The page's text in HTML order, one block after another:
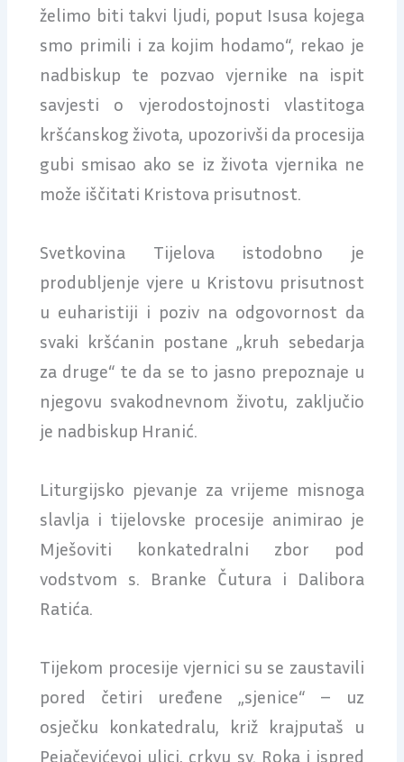
želimo biti takvi ljudi, poput Isusa kojega
smo primili i za kojim hodamo“, rekao je
nadbiskup te pozvao vjernike na ispit
savjesti o vjerodostojnosti vlastitoga
kršćanskog života, upozorivši da procesija
gubi smisao ako se iz života vjernika ne
može iščitati Kristova prisutnost.
Svetkovina Tijelova istodobno je
produbljenje vjere u Kristovu prisutnost
u euharistiji i poziv na odgovornost da
svaki kršćanin postane „kruh sebedarja
za druge“ te da se to jasno prepoznaje u
njegovu svakodnevnom životu, zaključio
je nadbiskup Hranić.
Liturgijsko pjevanje za vrijeme misnoga
slavlja i tijelovske procesije animirao je
Mješoviti konkatedralni zbor pod
vodstvom s. Branke Čutura i Dalibora
Ratića.
Tijekom procesije vjernici su se zaustavili
pored četiri uređene „sjenice“ – uz
osječku konkatedralu, križ krajputaš u
Pejačevićevoj ulici, crkvu sv. Roka i ispred